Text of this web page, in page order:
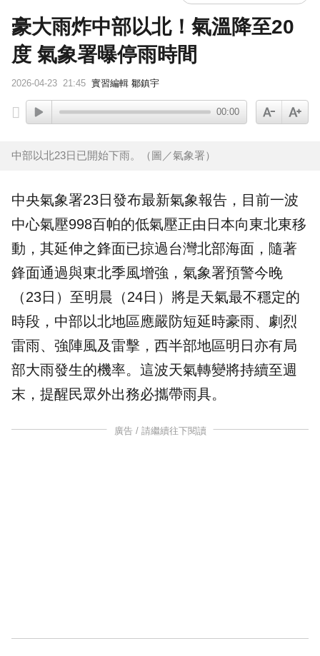
豪大雨炸中部以北！氣溫降至20
度 氣象署曝停雨時間
2026-04-23 21:45 實習編輯 鄒鎮宇
00:00
中部以北23日已開始下雨。（圖／氣象署）
中央氣象署23日發布最新氣象報告，目前一波
中心氣壓998百帕的低氣壓正由日本向東北東移
動，其延伸之鋒面已掠過台灣北部海面，隨著
鋒面通過與東北季風增強，氣象署預警今晚
（23日）至明晨（24日）將是天氣最不穩定的
時段，中部以北地區應嚴防短延時豪雨、劇烈
雷雨、強陣風及雷擊，西半部地區明日亦有局
部大雨發生的機率。這波天氣轉變將持續至週
末，提醒民眾外出務必攜帶雨具。
廣告 / 請繼續往下閱讀